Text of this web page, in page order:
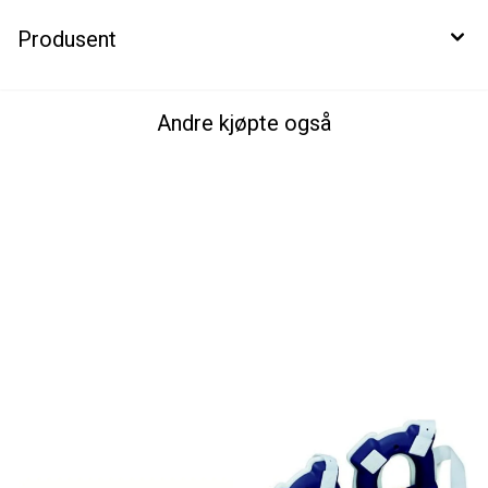
Produsent
Andre kjøpte også